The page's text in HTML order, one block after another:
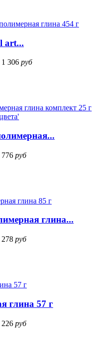
art...
1 306 руб
776 руб
глина...
278 руб
глина 57 г
226 руб